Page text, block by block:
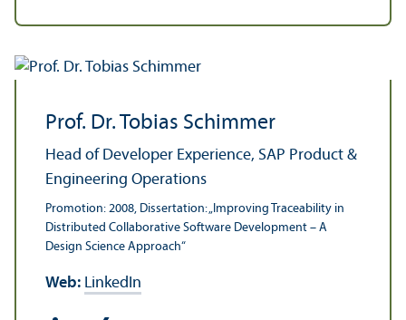
Prof. Dr. Tobias Schimmer
Head of Developer Experience, SAP Product &
Engineering Operations
Promotion: 2008, Dissertation: „Improving Traceability in
Distributed Collaborative Software Development – A
Design Science Approach“
Web: LinkedIn